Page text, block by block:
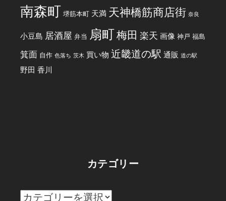
南森町 堺筋本町 天満 天神橋筋商店街 奈良
小豆島 居酒屋 弁当 扇町梅田 楽天 画像 神戸 福島
箕面 自作 色落ち 茨木 買い物 近畿道の駅 通販 道の駅
野田 香川
カテゴリー
カ